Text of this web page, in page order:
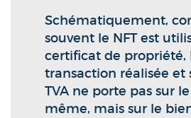
Schématiquement,
souvent le NFT est
certificat de propriété,
transaction réalisée et
TVA ne porte pas sur
même, mais sur le